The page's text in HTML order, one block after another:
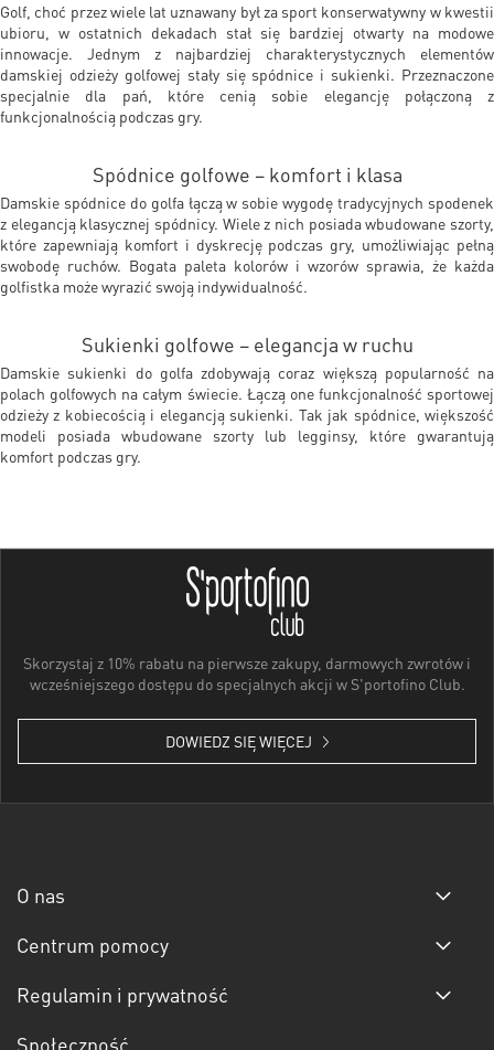
Golf, choć przez wiele lat uznawany był za sport konserwatywny w kwestii
ubioru, w ostatnich dekadach stał się bardziej otwarty na modowe
innowacje. Jednym z najbardziej charakterystycznych elementów
damskiej odzieży golfowej stały się spódnice i sukienki. Przeznaczone
specjalnie dla pań, które cenią sobie elegancję połączoną z
funkcjonalnością podczas gry.
Spódnice golfowe – komfort i klasa
Damskie spódnice do golfa łączą w sobie wygodę tradycyjnych spodenek
z elegancją klasycznej spódnicy. Wiele z nich posiada wbudowane szorty,
które zapewniają komfort i dyskrecję podczas gry, umożliwiając pełną
swobodę ruchów. Bogata paleta kolorów i wzorów sprawia, że każda
golfistka może wyrazić swoją indywidualność.
Sukienki golfowe – elegancja w ruchu
Damskie sukienki do golfa zdobywają coraz większą popularność na
polach golfowych na całym świecie. Łączą one funkcjonalność sportowej
odzieży z kobiecością i elegancją sukienki. Tak jak spódnice, większość
modeli posiada wbudowane szorty lub legginsy, które gwarantują
komfort podczas gry.
Skorzystaj z 10% rabatu na pierwsze zakupy, darmowych zwrotów i
wcześniejszego dostępu do specjalnych akcji w S'portofino Club.
DOWIEDZ SIĘ WIĘCEJ
O nas
Centrum pomocy
Regulamin i prywatność
Społeczność